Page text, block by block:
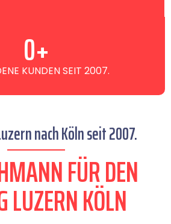
KUNDEN SEIT 2007.
0+
nach Köln seit 2007.
FÜR DEN
LUZERN KÖLN